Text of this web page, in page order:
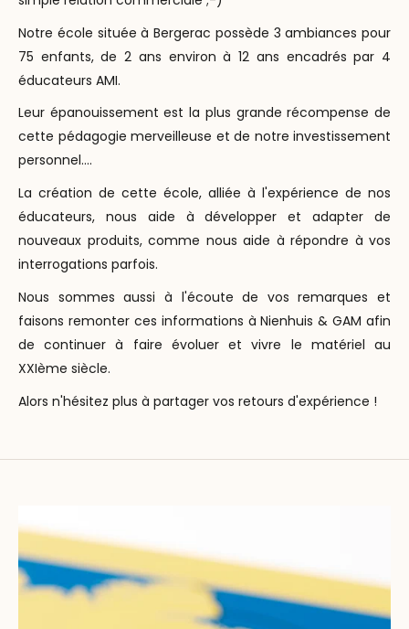
Notre école située à Bergerac possède 3 ambiances pour
75 enfants, de 2 ans environ à 12 ans encadrés par 4
éducateurs AMI.
Leur épanouissement est la plus grande récompense de
cette pédagogie merveilleuse et de notre investissement
personnel....
La création de cette école, alliée à l'expérience de nos
éducateurs, nous aide à développer et adapter de
nouveaux produits, comme nous aide à répondre à vos
interrogations parfois.
Nous sommes aussi à l'écoute de vos remarques et
faisons remonter ces informations à Nienhuis & GAM afin
de continuer à faire évoluer et vivre le matériel au
XXIème siècle.
Alors n'hésitez plus à partager vos retours d'expérience !